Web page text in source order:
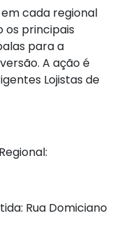
em cada regional
os principais
para a
A ação é
Lojistas de
Rua Domiciano